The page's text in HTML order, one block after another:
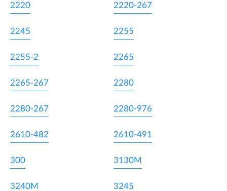
2220 2220-267
2245 2255
2255-2 2265
2265-267 2280
2280-267 2280-976
2610-482 2610-491
300 3130M
3240M 3245